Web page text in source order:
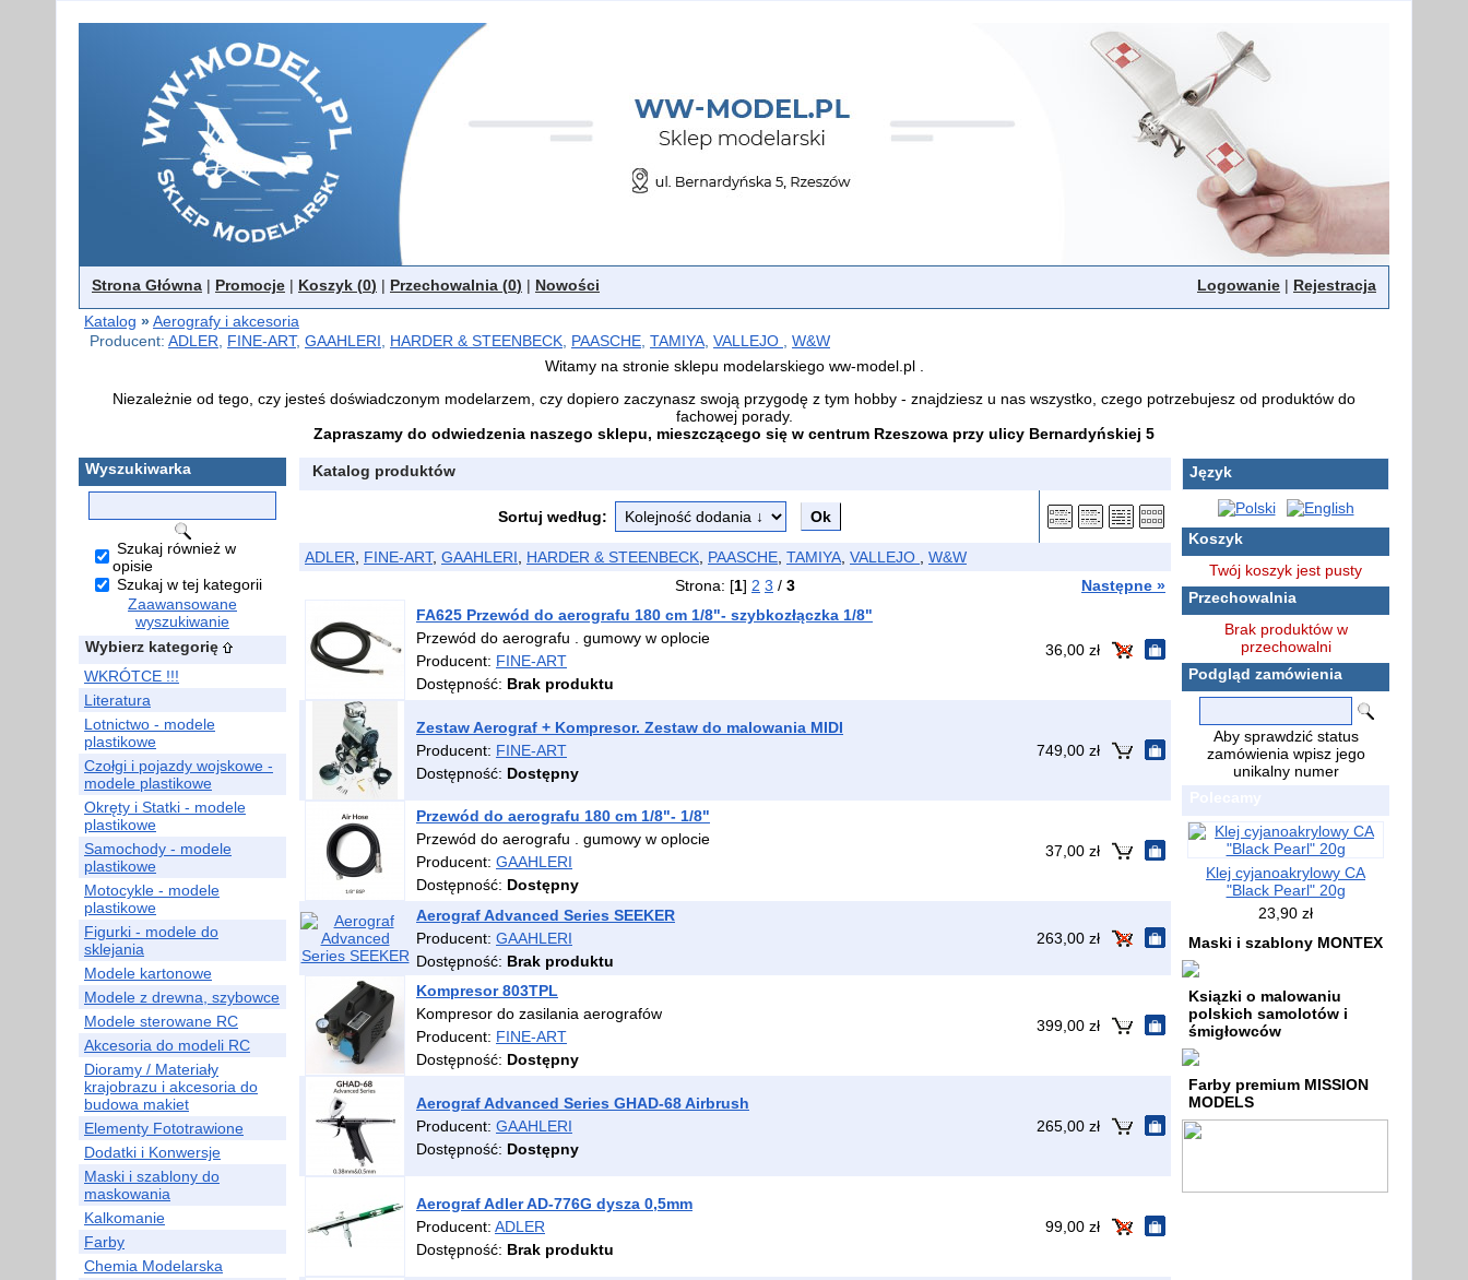
Strona Główna | Promocje | Koszyk (0) | Przechowalnia (0) | Nowości Logowanie | Rejestracja
Katalog »Aerografy i akcesoria
Producent: ADLER FINE-ART, GAAHLERI HARDER & STEENBECK PAASCHE TAMIYA VALLEJO
W&W
Witamy na stronie sklepu modelarskiego ww-model.pl .
Niezależnie od tego, czy jesteś doświadczonym modelarzem, czy dopiero zaczynasz swoją przygodę z tym hobby - znajdziesz u nas wszystko, czego potrzebujesz od produktów do
fachowej porady.
Zapraszamy do odwiedzenia naszego sklepu, mieszczącego się w centrum Rzeszowa przy ulicy Bernardyńskiej 5
Wyszukiwarka
Szukaj również w
opisie
Szukaj w tej kategorii
Zaawansowane
wyszukiwanie
Wybierz kategorię
WKRÓTCE !!!
Literatura
Lotnictwo - modele
plastikowe
Czołgi i pojazdy wojskowe -
modele plastikowe
Okręty i Statki - modele
plastikowe
Samochody - modele
plastikowe
Motocykle - modele
plastikowe
Figurki - modele do
sklejania
Modele kartonowe
Modele z drewna, szybowce
Modele sterowane RC
Akcesoria do modeli RC
Dioramy / Materiały
krajobrazu i akcesoria do
budowa makiet
Elementy Fototrawione
Dodatki i Konwersje
Maski i szablony do
maskowania
Kalkomanie
Farby
Chemia Modelarska
Katalog produktów
Sortuj według:
ADLER FINE-ART, GAAHLERI HARDER & STEENBECK PAASCHE TAMIYA VALLEJO
W&W
Strona: [1] 2 3 / 3
Następne »
FA625 Przewód do aerografu 180 cm 1/8"- szybkozłączka 1/8"
Przewód do aerografu . gumowy w oplocie
Producent: FINE-ART
Dostępność: Brak produktu
36,00 zł
Zestaw Aerograf + Kompresor. Zestaw do malowania MIDI
Producent: FINE-ART
Dostępność: Dostępny
749,00 zł
Przewód do aerografu 180 cm 1/8"- 1/8"
Przewód do aerografu . gumowy w oplocie
Producent: GAAHLERI
Dostępność: Dostępny
37,00 zł
Aerograf Advanced Series SEEKER
Producent: GAAHLERI
Dostępność: Brak produktu
263,00 zł
Kompresor 803TPL
Kompresor do zasilania aerografów
Producent: FINE-ART
Dostępność: Dostępny
399,00 zł
Aerograf Advanced Series GHAD-68 Airbrush
Producent: GAAHLERI
Dostępność: Dostępny
265,00 zł
Aerograf Adler AD-776G dysza 0,5mm
Producent: ADLER
Dostępność: Brak produktu
99,00 zł
Język
Koszyk
Twój koszyk jest pusty
Przechowalnia
Brak produktów w
przechowalni
Podgląd zamówienia
Aby sprawdzić status
zamówienia wpisz jego
unikalny numer
Klej cyjanoakrylowy CA
"Black Pearl" 20g
23,90 zł
Maski i szablony MONTEX
Ksiązki o malowaniu
polskich samolotów i
śmigłowców
Farby premium MISSION
MODELS